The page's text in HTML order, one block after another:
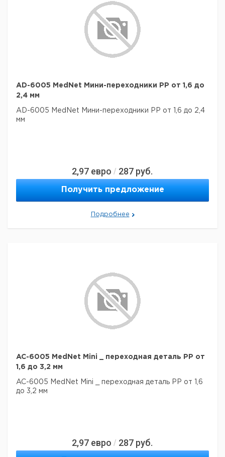
AD-6005 MedNet Мини-переходники PP от 1,6 до
2,4 мм
AD-6005 MedNet Мини-переходники PP от 1,6 до 2,4
мм
2,97 евро / 287 руб.
Получить предложение
Подробнее
AC-6005 MedNet Mini _ переходная деталь PP от
1,6 до 3,2 мм
AC-6005 MedNet Mini _ переходная деталь PP от 1,6
до 3,2 мм
2,97 евро / 287 руб.